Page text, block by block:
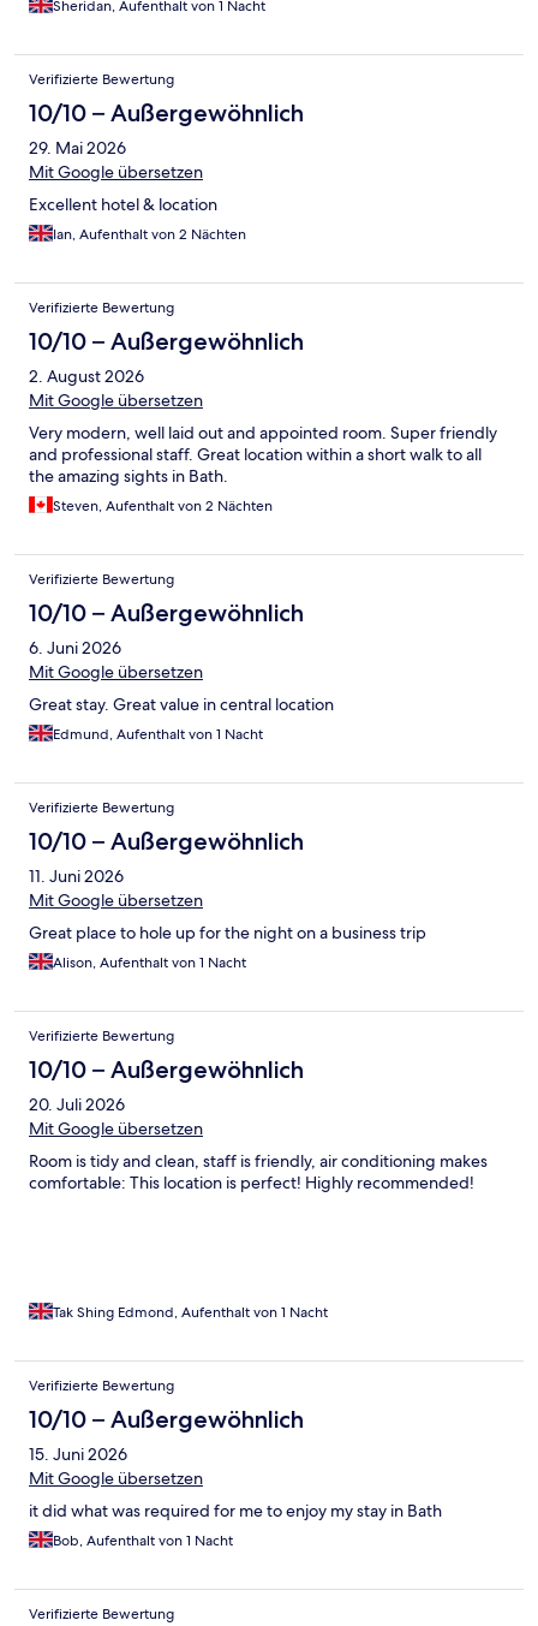
Sheridan, Aufenthalt von 1 Nacht
Verifizierte Bewertung
10/10 – Außergewöhnlich
29. Mai 2026
Mit Google übersetzen
Excellent hotel & location
Ian, Aufenthalt von 2 Nächten
Verifizierte Bewertung
10/10 – Außergewöhnlich
2. August 2026
Mit Google übersetzen
Very modern, well laid out and appointed room. Super friendly
and professional staff. Great location within a short walk to all
the amazing sights in Bath.
Steven, Aufenthalt von 2 Nächten
Verifizierte Bewertung
10/10 – Außergewöhnlich
6. Juni 2026
Mit Google übersetzen
Great stay. Great value in central location
Edmund, Aufenthalt von 1 Nacht
Verifizierte Bewertung
10/10 – Außergewöhnlich
11. Juni 2026
Mit Google übersetzen
Great place to hole up for the night on a business trip
Alison, Aufenthalt von 1 Nacht
Verifizierte Bewertung
10/10 – Außergewöhnlich
20. Juli 2026
Mit Google übersetzen
Room is tidy and clean, staff is friendly, air conditioning makes
comfortable: This location is perfect! Highly recommended!
Tak Shing Edmond, Aufenthalt von 1 Nacht
Verifizierte Bewertung
10/10 – Außergewöhnlich
15. Juni 2026
Mit Google übersetzen
it did what was required for me to enjoy my stay in Bath
Bob, Aufenthalt von 1 Nacht
Verifizierte Bewertung